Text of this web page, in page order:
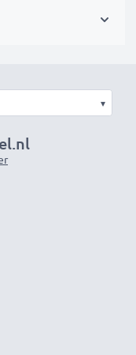
2.0
▾